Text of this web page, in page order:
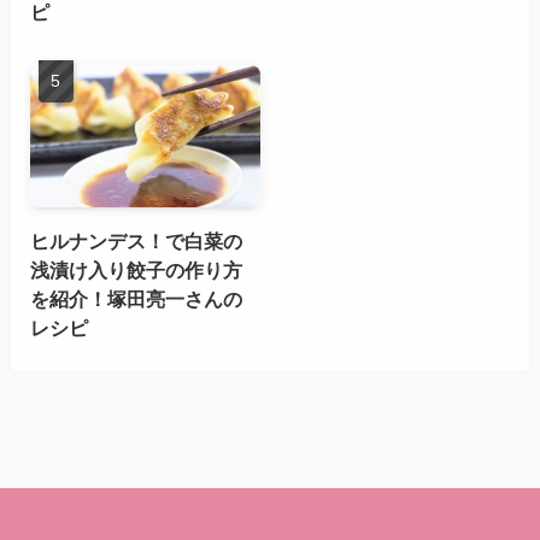
ピ
ヒルナンデス！で白菜の
浅漬け入り餃子の作り方
を紹介！塚田亮一さんの
レシピ